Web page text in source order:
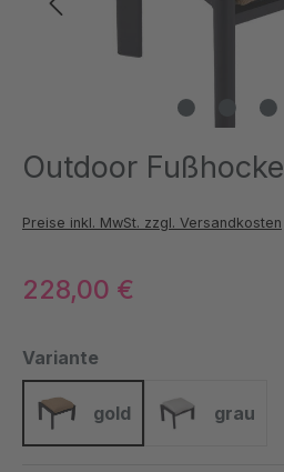
Outdoor
Preise inkl. MwSt. zzgl. Versandkosten
228,00 €
Variante
gold
gold
grau
grau